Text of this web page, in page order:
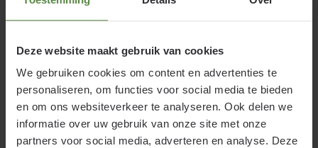
Deze website maakt gebruik van cookies
We gebruiken cookies om content en advertenties te
personaliseren, om functies voor social media te bieden
en om ons websiteverkeer te analyseren. Ook delen we
informatie over uw gebruik van onze site met onze
partners voor social media, adverteren en analyse. Deze
rozensoort uit de Märchenroos-selectie van de
kleur is bijzonder, temeer vanwege de verkleuring
die optreed gedurende de bloei van oranjerood naar
zalmroze. Rosa 'Gebrüder Grimm' groeit bossig en
breed uit. Het blad is erg gezond. De groei maakt
deze roos ook geschikt voor vakbeplanting. Aan de